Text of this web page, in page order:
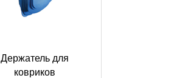
Держатель для
ковриков